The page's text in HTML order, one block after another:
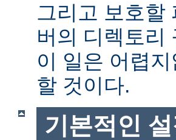
그리고 보호할
버의 디렉토리
이 일은 어렵
할 것이다.
기본적인